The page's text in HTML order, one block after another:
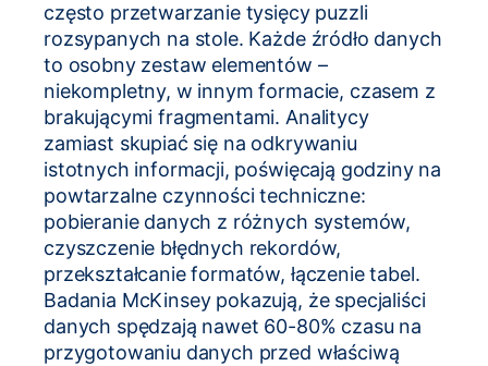
często przetwarzanie tysięcy puzzli
rozsypanych na stole. Każde źródło danych
to osobny zestaw elementów –
niekompletny, w innym formacie, czasem z
brakującymi fragmentami. Analitycy
zamiast skupiać się na odkrywaniu
istotnych informacji, poświęcają godziny na
powtarzalne czynności techniczne:
pobieranie danych z różnych systemów,
czyszczenie błędnych rekordów,
przekształcanie formatów, łączenie tabel.
Badania McKinsey pokazują, że specjaliści
danych spędzają nawet 60-80% czasu na
przygotowaniu danych przed właściwą